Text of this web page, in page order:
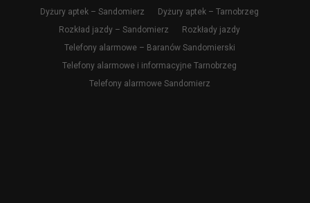
Dyżury aptek – Sandomierz
Dyżury aptek – Tarnobrzeg
Rozkład jazdy – Sandomierz
Rozkłady jazdy
Telefony alarmowe – Baranów Sandomierski
Telefony alarmowe i informacyjne Tarnobrzeg
Telefony alarmowe Sandomierz